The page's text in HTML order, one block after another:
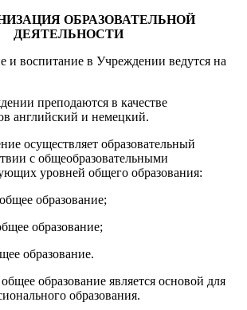
ОБРАЗОВАТЕЛЬНОЙ
ДЕЯТЕЛЬНОСТИ
и воспитание в Учреждении ведутся на
преподаются в качестве
английский и немецкий.
осуществляет образовательный
с общеобразовательными
уровней общего образования:
образование;
образование;
образование.
образование является основой для
образования.